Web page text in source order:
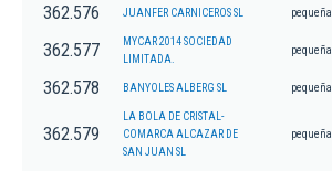
362.576 JUANFER CARNICEROS SL pequeña
362.577
MYCAR 2014 SOCIEDAD
LIMITADA.
pequeña
362.578 BANYOLES ALBERG SL pequeña
362.579
LA BOLA DE CRISTAL-
COMARCA ALCAZAR DE
SAN JUAN SL
pequeña